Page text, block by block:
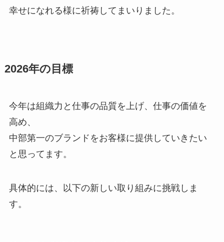
幸せになれる様に祈祷してまいりました。
2026年の目標
今年は組織力と仕事の品質を上げ、仕事の価値を
高め、
中部第一のブランドをお客様に提供していきたい
と思ってます。
具体的には、以下の新しい取り組みに挑戦しま
す。